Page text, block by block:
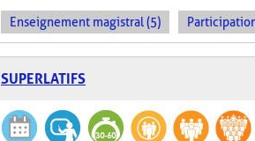
Enseignement magistral (5)
SUPERLATIFS